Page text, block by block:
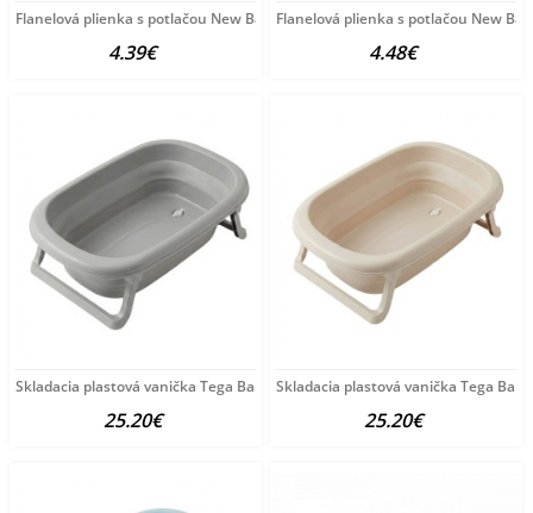
Flanelová plienka s potlačou New Baby ZOO beige béžová
4.39€
Flanelová plienka s potlačou New
4.48€
Skladacia plastová vanička Tega Baby grey sivá
25.20€
Skladacia plastová vanička Tega
25.20€